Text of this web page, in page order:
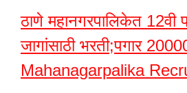
ठाणे महानगरपालिकेत 12वी
जागांसाठी भरती;पगार
Mahanagarpalika